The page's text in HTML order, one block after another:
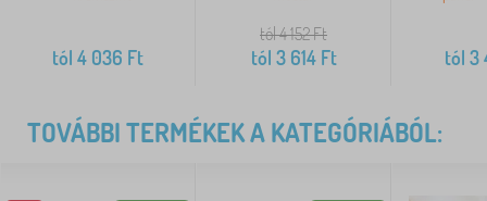
tól 4 036 Ft
tól 4 152Ft
tól 3 614Ft tól 3
TOVÁBBI TERMÉKEK A KATEGÓRIÁBÓL: